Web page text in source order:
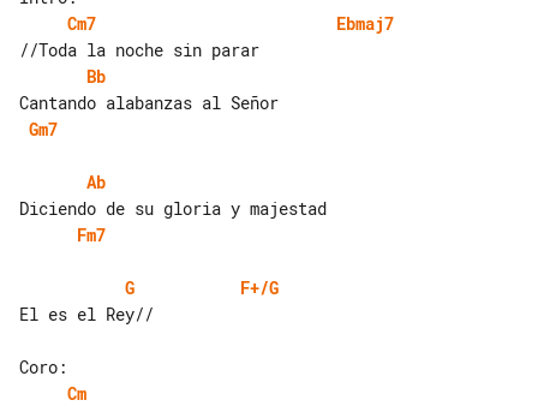
Cm7
Ebmaj7
Bb
Gm7
Ab
Fm7
G
F+/G
El es el Rey//
Cm